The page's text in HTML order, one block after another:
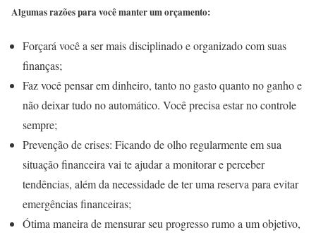
Algumas razões para você manter um orçamento:
Forçará você a ser mais disciplinado e organizado com suas
finanças;
Faz você pensar em dinheiro, tanto no gasto quanto no ganho e
não deixar tudo no automático. Você precisa estar no controle
sempre;
Prevenção de crises: Ficando de olho regularmente em sua
situação financeira vai te ajudar a monitorar e perceber
tendências, além da necessidade de ter uma reserva para evitar
emergências financeiras;
Ótima maneira de mensurar seu progresso rumo a um objetivo,